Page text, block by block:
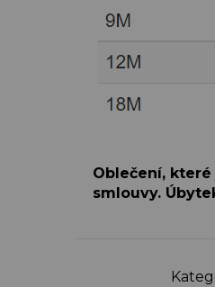
Oblečení,
smlouvy.